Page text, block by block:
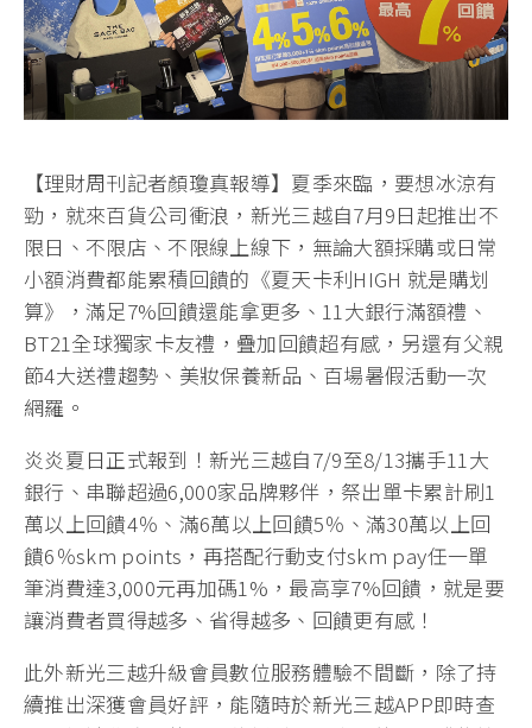
【理財周刊記者顏瓊真報導】夏季來臨，要想冰涼有
勁，就來百貨公司衝浪，新光三越自7月9日起推出不
限日、不限店、不限線上線下，無論大額採購或日常
小額消費都能累積回饋的《夏天卡利HIGH 就是購划
算》，滿足7%回饋還能拿更多、11大銀行滿額禮、
BT21全球獨家卡友禮，疊加回饋超有感，另還有父親
節4大送禮趨勢、美妝保養新品、百場暑假活動一次
網羅。
炎炎夏日正式報到！新光三越自7/9至8/13攜手11大
銀行、串聯超過6,000家品牌夥伴，祭出單卡累計刷1
萬以上回饋4％、滿6萬以上回饋5％、滿30萬以上回
饋6％skm points，再搭配行動支付skm pay任一單
筆消費達3,000元再加碼1%，最高享7%回饋，就是要
讓消費者買得越多、省得越多、回饋更有感！
此外新光三越升級會員數位服務體驗不間斷，除了持
續推出深獲會員好評，能隨時於新光三越APP即時查